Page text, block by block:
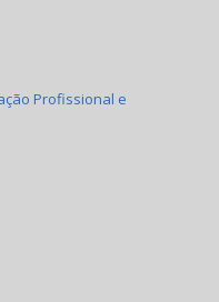
Profissional e